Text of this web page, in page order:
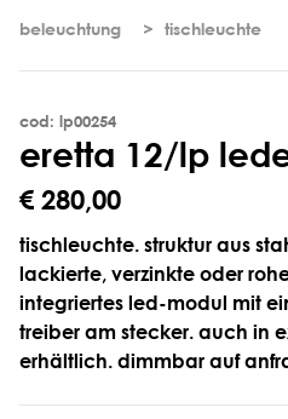
beleuchtung tischleuchte
cod: lp00254
eretta 12/lp led
€ 280,00
tischleuchte. struktur aus
lackierte, verzinkte oder
integriertes led-modul mit
treiber am stecker. auch in
erhältlich. dimmbar auf